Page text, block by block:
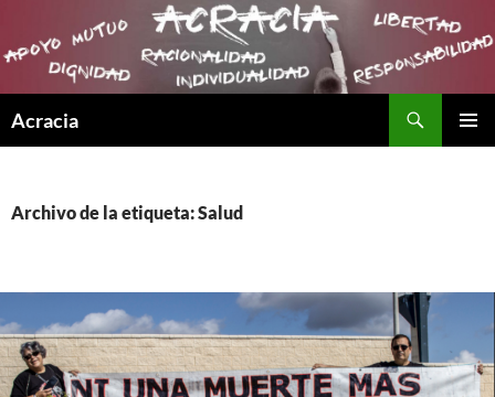
Acracia
Archivo de la etiqueta: Salud